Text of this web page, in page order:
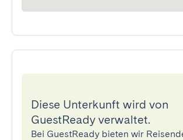
Diese Unterkunft wird von
GuestReady verwaltet.
Bei GuestReady bieten wir